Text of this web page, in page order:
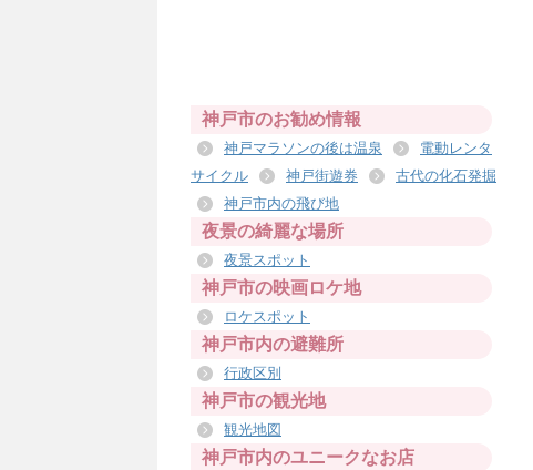
神戸市のお勧め情報
神戸マラソンの後は温泉
電動レンタ
サイクル
神戸街遊券
古代の化石発掘
神戸市内の飛び地
夜景の綺麗な場所
夜景スポット
神戸市の映画ロケ地
ロケスポット
神戸市内の避難所
行政区別
神戸市の観光地
観光地図
神戸市内のユニークなお店